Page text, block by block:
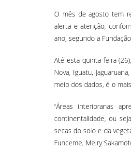
O mês de agosto tem
alerta e atenção,
ano, segundo a
Até esta quinta-feira
Nova, Iguatu,
meio dos dados, é o
“Áreas interioranas
continentalidade, ou
secas do solo e da
Funceme, Meiry